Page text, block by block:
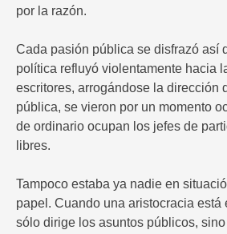
por la razón.
Cada pasión pública se disfrazó así
política refluyó violentamente hacia
escritores, arrogándose la dirección
pública, se vieron por un momento
de ordinario ocupan los jefes de
libres.
Tampoco estaba ya nadie en
papel. Cuando una aristocracia está
sólo dirige los asuntos públicos,